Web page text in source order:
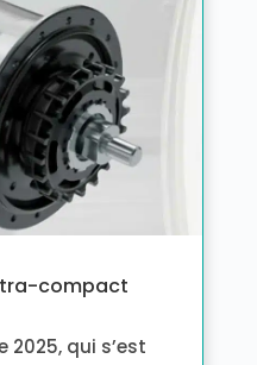
compact
2025, qui s’est